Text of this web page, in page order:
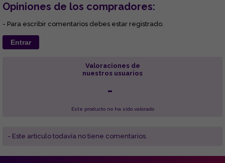
Opiniones de los compradores:
- Para escribir comentarios debes estar registrado.
Entrar
Valoraciones de
nuestros usuarios
-
Este producto no ha sido valorado
- Este articulo todavía no tiene comentarios.